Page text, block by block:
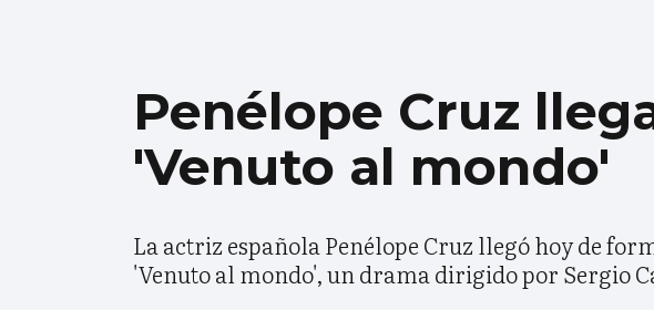
Penélope Cruz
'Venuto al mondo'
La actriz española Penélope Cruz llegó hoy de
'Venuto al mondo', un drama dirigido por Sergio